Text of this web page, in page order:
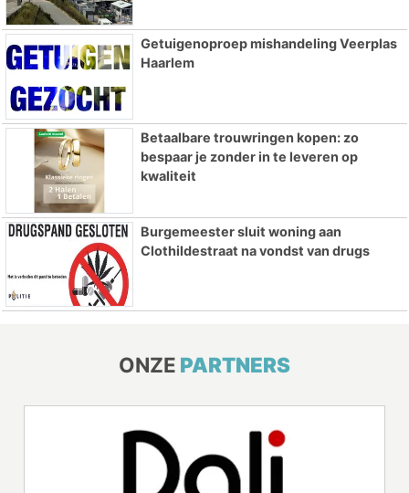
Getuigenoproep mishandeling Veerplas
Haarlem
Betaalbare trouwringen kopen: zo
bespaar je zonder in te leveren op
kwaliteit
Burgemeester sluit woning aan
Clothildestraat na vondst van drugs
ONZE PARTNERS